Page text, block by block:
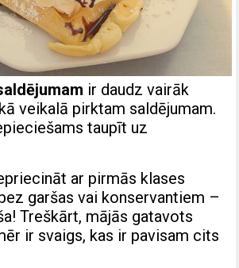
ir daudz vairāk
veikalā pirktam saldējumam.
taupīt uz
ar pirmās klases
garšas vai konservantiem –
Treškārt, mājās gatavots
ir svaigs, kas ir pavisam cits